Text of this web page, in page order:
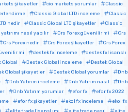
şikayetler cio markets yorumlar
Classic
Classic Global LTD inceleme
Classic
nedir Classic Global LTD şikayetler
Classic
nasıl yapılır Crs Forex güvenilir mi
Crs
Crs Forex nedir Crs Forex şikayetler
Crs Forex
mi destek fx inceleme
destek fx lisanslı
Global Destek Global inceleme
Destek Global
Global şikayetler Destek Global yorumlar
Dnb
Dnb Yatırım inceleme Dnb Yatırım nasıl
Dnb
Dnb Yatırım yorumlar efor fx
efor fx 2022
efor fx şikayetler ekol fx inceleme
ekol fx